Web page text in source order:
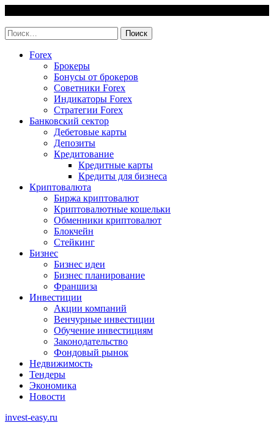
content
Найти:
Forex
Брокеры
Бонусы от брокеров
Советники Forex
Индикаторы Forex
Стратегии Forex
Банковский сектор
Дебетовые карты
Депозиты
Кредитование
Кредитные карты
Кредиты для бизнеса
Криптовалюта
Биржа криптовалют
Криптовалютные кошельки
Обменники криптовалют
Блокчейн
Стейкинг
Бизнес
Бизнес идеи
Бизнес планирование
Франшиза
Инвестиции
Акции компаний
Венчурные инвестиции
Обучение инвестициям
Законодательство
Фондовый рынок
Недвижимость
Тендеры
Экономика
Новости
invest-easy.ru